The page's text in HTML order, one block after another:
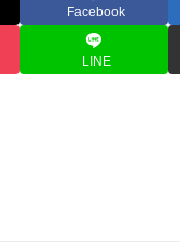
Facebook
LINE